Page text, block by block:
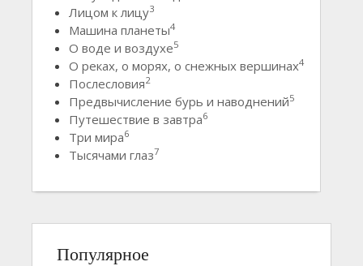
Лицом к лицу3
Машина планеты4
О воде и воздухе5
О реках, о морях, о снежных вершинах4
Послесловия2
Предвычисление бурь и наводнений5
Путешествие в завтра6
Три мира6
Тысячами глаз7
Популярное